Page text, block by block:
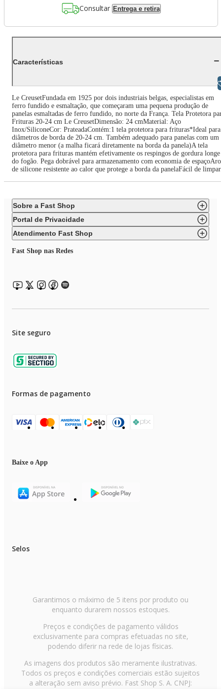
Consultar Entrega e retira
Características
Le CreusetFundada em 1925 por dois industriais belgas, especialistas em
ferro fundido e esmaltação, que começaram uma pequena produção de
panelas esmaltadas de ferro fundido, no norte da França. Tela Protetora
Frituras 20-24 cm Le CreusetDimensão: 24 cmMaterial: Aço
Inox/SiliconeCor: PrateadaContém:1 tela protetora para frituras*Ideal para
diâmetros de borda de 20-24 cm. Também adequado para panelas com um
diâmetro menor (a malha ficará diretamente na borda da panela)A tela
protetora para frituras mantém efetivamente os respingos de gordura longe
do fogão. Pega dobrável para armazenamento com economia de espaçoAro
de silicone resistente ao calor que protege a borda da panelaFácil de
Sobre a Fast Shop
Portal de Privacidade
Atendimento Fast Shop
Fast Shop nas Redes
Site seguro
Formas de pagamento
Baixe o App
Selos
Garantimos o máximo de 5 itens por produto ou
enquanto durarem nossos estoques.
Preços e condições de pagamento válidos
exclusivamente para compras efetuadas no site,
podendo diferir na rede de lojas físicas.
As imagens dos produtos são meramente ilustrativas.
Todos os preços e condições comerciais estão sujeitos
a alteração sem aviso prévio. Fast Shop S. A. CNPJ: